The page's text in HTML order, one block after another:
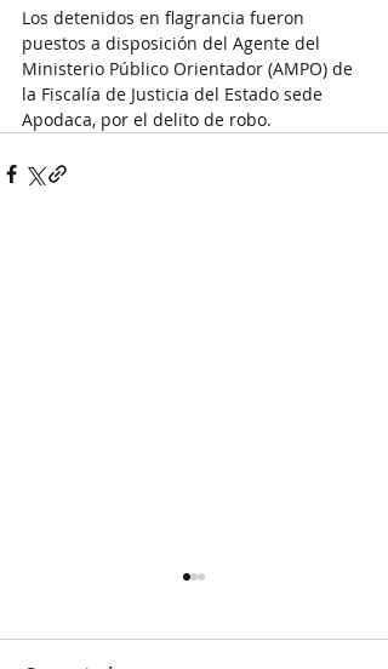
Los detenidos en flagrancia fueron
puestos a disposición del Agente del
Ministerio Público Orientador (AMPO) de
la Fiscalía de Justicia del Estado sede
Apodaca, por el delito de robo.